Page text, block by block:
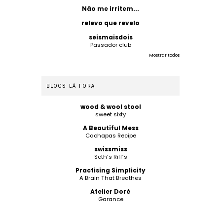
Não me irritem...
relevo que revelo
seismaisdois
Passador club
Mostrar todos
BLOGS LÁ FORA
wood & wool stool
sweet sixty
A Beautiful Mess
Cachapas Recipe
swissmiss
Seth’s Riff’s
Practising Simplicity
A Brain That Breathes
Atelier Doré
Garance